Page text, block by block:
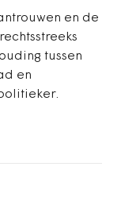
en de
tussen
en